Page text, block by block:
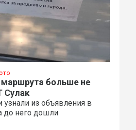
больше не
Сулак
узнали из объявления в
до него дошли